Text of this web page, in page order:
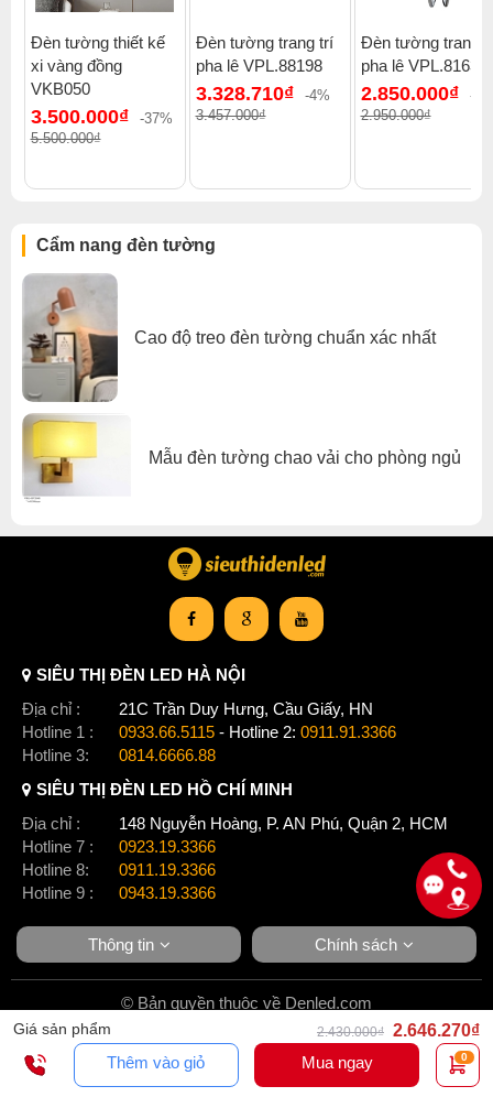
Click để xem thêm chiết khấu, quà tặng và khuyến mãi của
đèn tường
Xem thêm:Đèn tường hiện đại,Đèn tường phòng ngủ,
Đèn tường trong nhà
Đèn tường thiết kế
xi vàng đồng
VKB050
3.500.000₫
-37%
5.500.000₫
Đèn tường trang trí
pha lê VPL.88198
3.328.710₫
-4%
3.457.000₫
Đèn tường trang
pha lê VPL.8163
2.850.000₫
-
2.950.000₫
Cẩm nang đèn tường
Cao độ treo đèn tường chuẩn xác nhất
Mẫu đèn tường chao vải cho phòng ngủ
Giá sản phẩm 2.430.000₫ 2.646.270₫
Thêm vào giỏ
Mua ngay 0
SIÊU THỊ ĐÈN LED HÀ NỘI
Địa chỉ :
21C Trần Duy Hưng, Cầu Giấy, HN
Hotline 1 :
0933.66.5115 - Hotline 2: 0911.91.3366
Hotline 3:
0814.6666.88
SIÊU THỊ ĐÈN LED HỒ CHÍ MINH
Địa chỉ :
148 Nguyễn Hoàng, P. AN Phú, Quận 2, HCM
Hotline 7 :
0923.19.3366
Hotline 8:
0911.19.3366
Hotline 9 :
0943.19.3366
Thông tin Chính sách
© Bản quyền thuộc về Denled.com